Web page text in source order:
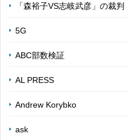
「森裕子VS志岐武彦」の裁判
5G
ABC部数検証
AL PRESS
Andrew Korybko
ask